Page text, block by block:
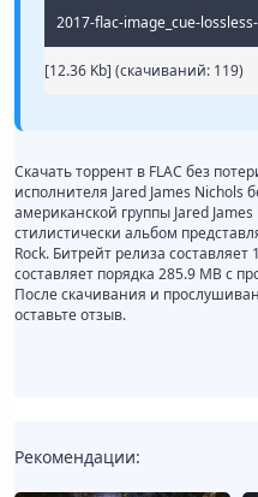
2017-flac-image_cue-
[12.36 Kb] (cкачиваний: 119)
Скачать торрент в FLAC без
исполнителя Jared James
американской группы Jared
стилистически альбом
Rock. Битрейт релиза
составляет порядка 285.9 MB с
После скачивания и
оставьте отзыв.
Рекомендации: